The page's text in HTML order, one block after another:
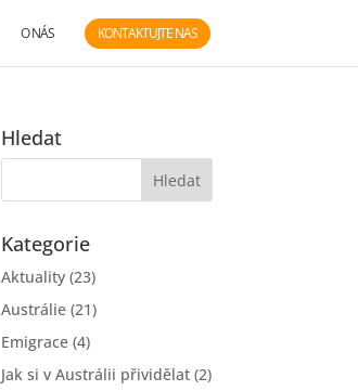
O NÁS KONTAKTUJTE NAS
Hledat
Kategorie
Aktuality (23)
Austrálie (21)
Emigrace (4)
Jak si v Austrálii přividělat (2)